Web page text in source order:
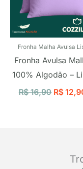
Fronha Malha Avulsa
Fronha Avulsa
100% Algodão –
R$16,90 R$